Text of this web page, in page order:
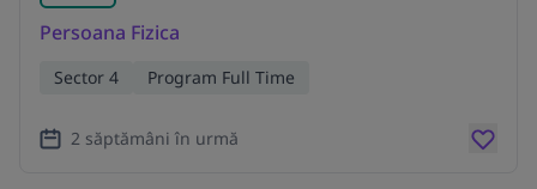
Persoana Fizica
Sector 4 Program Full Time
2 săptămâni în urmă